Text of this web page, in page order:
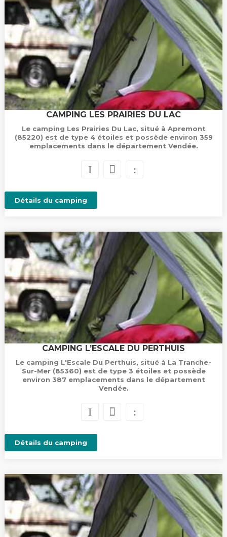
CAMPING LES PRAIRIES DU LAC
Le camping Les Prairies Du Lac, situé à Apremont
(85220) est de type 4 étoiles et possède environ 359
emplacements dans le département Vendée.
Détails du camping
CAMPING L’ESCALE DU PERTHUIS
Le camping L'Escale Du Perthuis, situé à La Tranche-
Sur-Mer (85360) est de type 3 étoiles et possède
environ 387 emplacements dans le département
Vendée.
Détails du camping